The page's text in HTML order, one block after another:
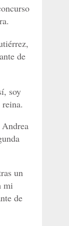
de
soy
un
mi
de